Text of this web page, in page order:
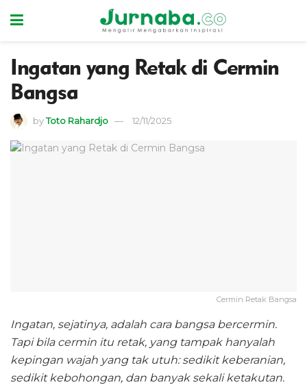
Ingatan yang Retak di Cermin
Bangsa
byToto Rahardjo 12/11/2025
Cermin Retak Bangsa
Ingatan, sejatinya, adalah cara bangsa bercermin.
Tapi bila cermin itu retak, yang tampak hanyalah
kepingan wajah yang tak utuh: sedikit keberanian,
sedikit kebohongan, dan banyak sekali ketakutan.